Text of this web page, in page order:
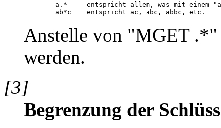
a.*     entspricht allem, was mit einem
Anstelle von "MGET
werden.
[3]
Begrenzung der